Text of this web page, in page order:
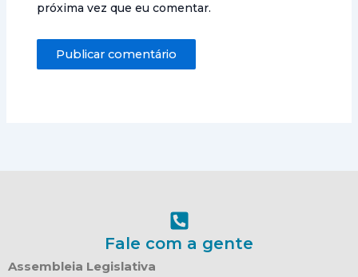
próxima vez que eu comentar.
Fale com a gente
Assembleia Legislativa